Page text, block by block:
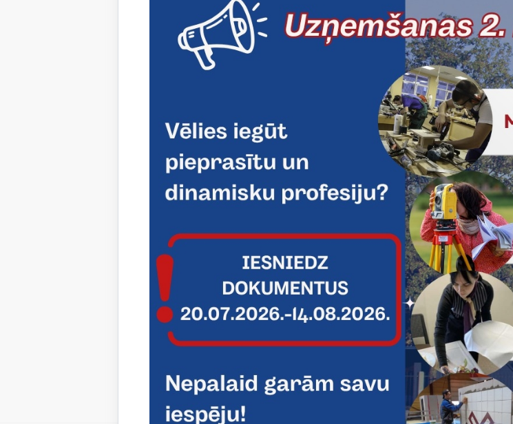
Šā gada 5. februārī 309. grupas izglītojamie
"Ūdens piesārņojums" (10.-12.kl.). Nodarbībā
cilvēka izraisītām sekām un dabiskajiem
priekšlikumus, kā samazināt ūdens piesārņojumu,
izspēlēta spēle, kurā katras grupas dalībnieki izvīlka
uz skolēnu reālajiem paradumiem), kas ūdenstilpē
analizētas rīcības, kas ir radījušas ūdens
neļauj piesārņot ūdens ekosistēmas.
Saistītas tēmas